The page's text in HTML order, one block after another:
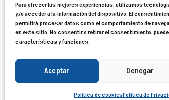
Para ofrecer las mejores experiencias, utilizamos
y/o acceder a la información del dispositivo. El
permitirá procesar datos como el comportamiento de
en este sitio. No consentir o retirar el consentimiento,
características y funciones.
Aceptar Denegar
Política de cookiesPolítica de